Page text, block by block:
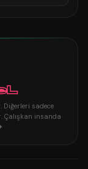
Diğerleri sadece
Çalışkan insanda